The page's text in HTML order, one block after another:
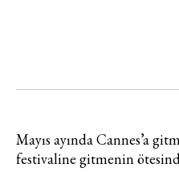
Mayıs ayında Cannes’a
festivaline gitmenin